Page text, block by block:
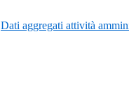
Dati aggregati attività